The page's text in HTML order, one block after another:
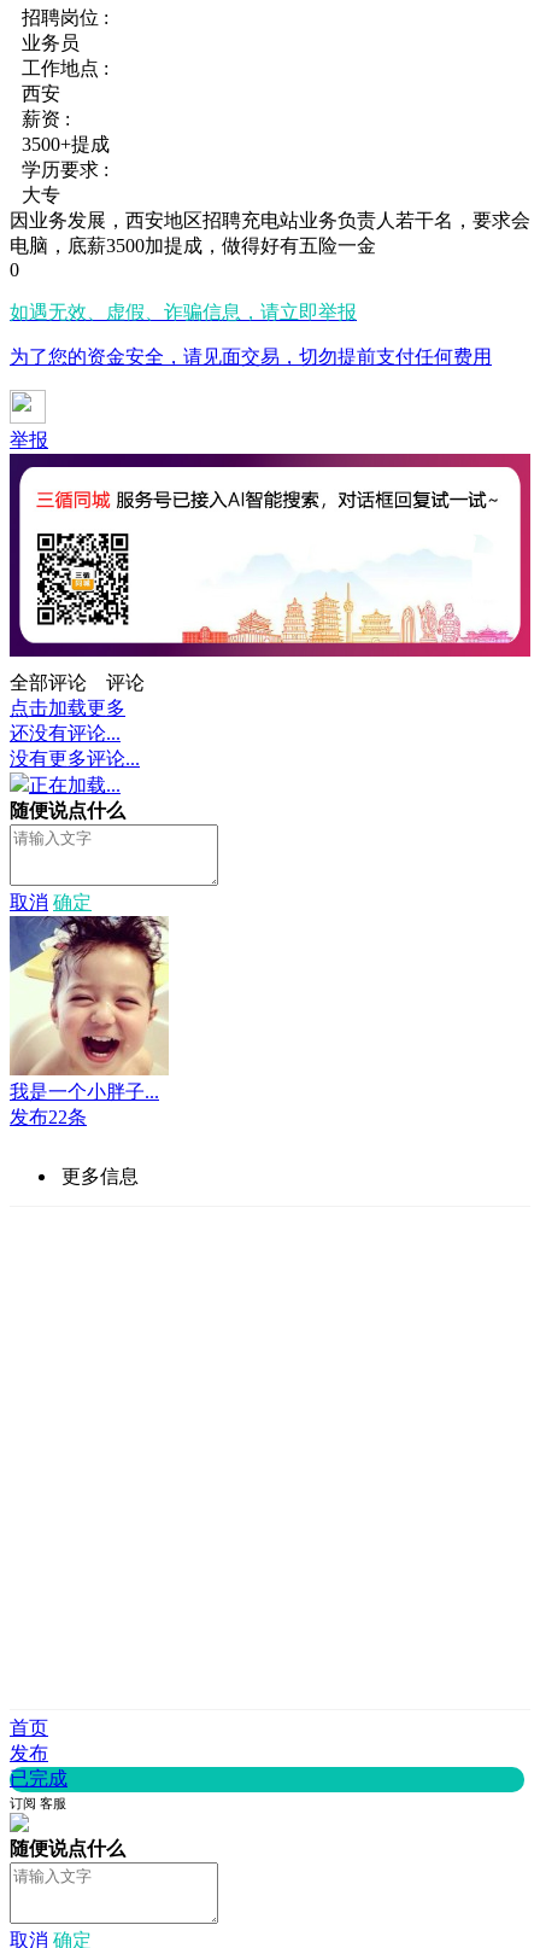
招聘岗位 :
业务员
工作地点 :
西安
薪资 :
3500+提成
学历要求 :
大专
因业务发展，西安地区招聘充电站业务负责人若干名，要求会
电脑，底薪3500加提成，做得好有五险一金
0
如遇无效、虚假、诈骗信息，请立即举报
为了您的资金安全，请见面交易，切勿提前支付任何费用
举报
全部评论
评论
点击加载更多
还没有评论...
没有更多评论...
正在加载...
随便说点什么
取消 确定
我是一个小胖子...
发布22条
更多信息
首页
发布
已完成
订阅 客服
随便说点什么
取消 确定